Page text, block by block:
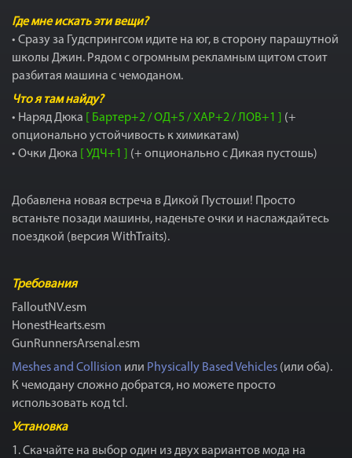
Где мне искать эти вещи?
​​​​• Сразу за Гудспрингсом идите на юг, в сторону парашутной
школы Джин. Рядом с огромным рекламным щитом стоит
разбитая машина с чемоданом.
Что я там найду?
• Наряд Дюка
[ Бартер+2 / ОД+5 / ХАР+2 / ЛОВ+1 ]
(+
опционально устойчивость к химикатам)
• Очки Дюка
[ УДЧ+1 ] (+ опционально с Дикая пустошь)
Добавлена новая встреча в Дикой Пустоши! Просто
встаньте позади машины, наденьте очки и наслаждайтесь
поездкой (версия WithTraits).
Требования
FalloutNV.esm
HonestHearts.esm
GunRunnersArsenal.esm
Meshes and Collision или Physically Based Vehicles (или оба).
К чемодану сложно добратся, но можете просто
использовать код tcl.
Установка
1. Скачайте на выбор один из двух вариантов мода на